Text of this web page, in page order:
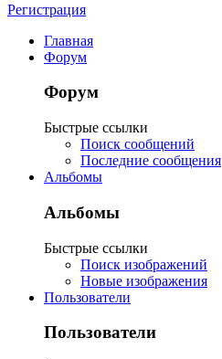
Регистрация
Главная
Форум
Форум
Быстрые ссылки
Поиск сообщений
Последние сообщения
Альбомы
Альбомы
Быстрые ссылки
Поиск изображений
Новые изображения
Пользователи
Пользователи